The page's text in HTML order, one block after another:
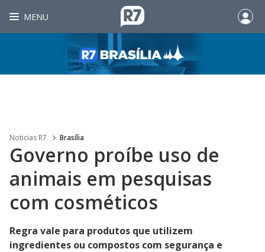
MENU
Noticias R7 Brasília
Governo proíbe uso de
animais em pesquisas
com cosméticos
Regra vale para produtos que utilizem
ingredientes ou compostos com segurança e